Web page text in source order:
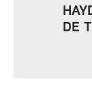
DE